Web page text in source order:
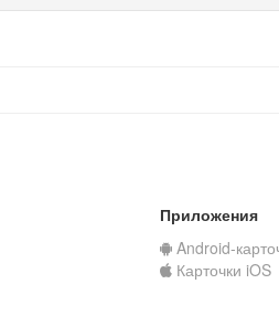
Приложения
Android-
Карточки iOS